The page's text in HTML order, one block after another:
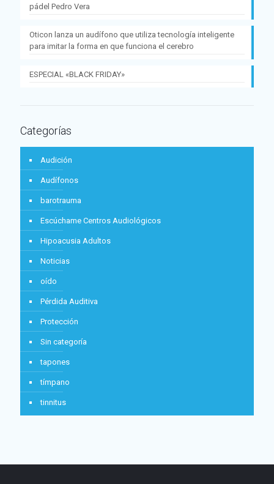
pádel Pedro Vera
Oticon lanza un audífono que utiliza tecnología inteligente
para imitar la forma en que funciona el cerebro
ESPECIAL «BLACK FRIDAY»
Categorías
Audición
Audífonos
barotrauma
Escúchame Centros Audiológicos
Hipoacusia Adultos
Noticias
oído
Pérdida Auditiva
Protección
Sin categoría
tapones
tímpano
tinnitus